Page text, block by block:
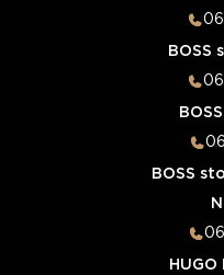
BOSS
BOSS